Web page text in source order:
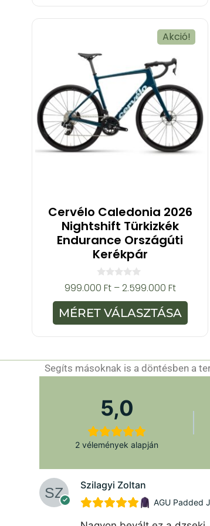
Akció!
Cervélo Caledonia 2026
Nightshift Türkizkék
Endurance Országúti
Kerékpár
0
a
z
5
-
b
999.000 Ft –2.599.000 Ft
MÉRET VÁLASZTÁSA
Segíts másoknak is a döntésben a
5,0
2 vélemények alapján
Szilagyi Zoltan
AGU Padded